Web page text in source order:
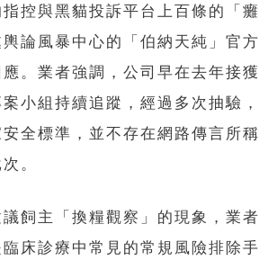
控與黑貓投訴平台上百條的「癱
論風暴中心的「伯納天純」官方
。業者強調，公司早在去年接獲
小組持續追蹤，經過多次抽驗，
全標準，並不存在網路傳言所稱
。
飼主「換糧觀察」的現象，業者
床診療中常見的常規風險排除手